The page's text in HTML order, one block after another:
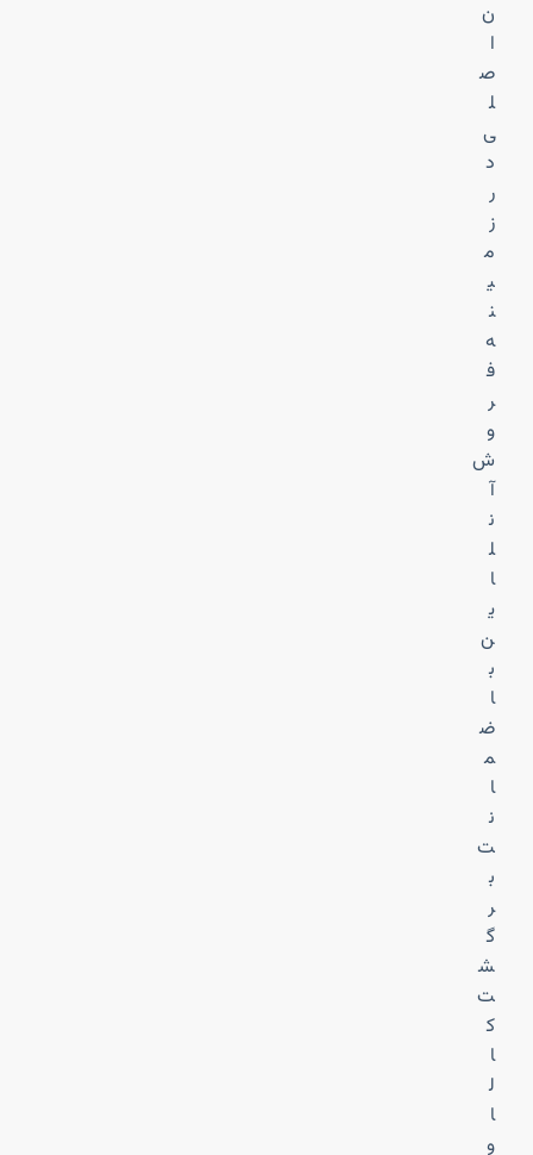
ن
ا
ص
ل
ی
د
ر
ز
م
ی
ن
ه
ف
ر
و
ش
آ
ن
ل
ا
ی
ن
ب
ا
ض
م
ا
ن
ت
ب
ر
گ
ش
ت
ک
ا
ل
ا
و